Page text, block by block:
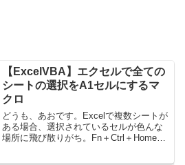
【ExcelVBA】エクセルで全ての
シートの選択をA1セルにするマ
クロ
どうも、あおです。Excelで複数シートが
ある場合、選択されているセルが色んな
場所に飛び散りがち。Fn＋Ctrl＋Homeを